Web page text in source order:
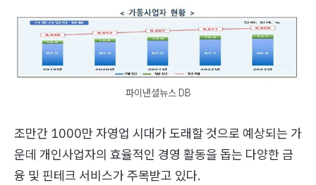
파이낸셜뉴스 DB
조만간 1000만 자영업 시대가 도래할 것으로 예상되는 가
운데 개인사업자의 효율적인 경영 활동을 돕는 다양한 금
융 및 핀테크 서비스가 주목받고 있다.